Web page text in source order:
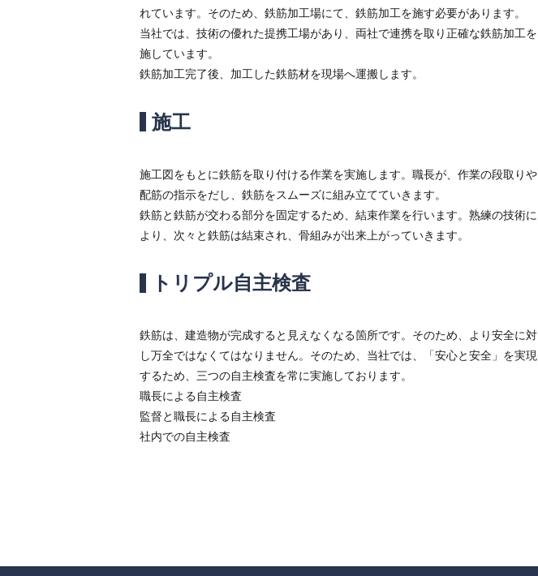
れています。そのため、鉄筋加工場にて、鉄筋加工を施す必要があります。
当社では、技術の優れた提携工場があり、両社で連携を取り正確な鉄筋加工を
施しています。
鉄筋加工完了後、加工した鉄筋材を現場へ運搬します。
施工
施工図をもとに鉄筋を取り付ける作業を実施します。職長が、作業の段取りや
配筋の指示をだし、鉄筋をスムーズに組み立てていきます。
鉄筋と鉄筋が交わる部分を固定するため、結束作業を行います。熟練の技術に
より、次々と鉄筋は結束され、骨組みが出来上がっていきます。
トリプル自主検査
鉄筋は、建造物が完成すると見えなくなる箇所です。そのため、より安全に対
し万全ではなくてはなりません。そのため、当社では、「安心と安全」を実現
するため、三つの自主検査を常に実施しております。
職長による自主検査
監督と職長による自主検査
社内での自主検査